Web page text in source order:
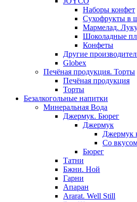
Наборы конфет
Сухофрукты в
Мармелад.
Шоколадные
Конфеты
Другие
Globex
Печёная продукция. Торты
Печёная продукция
Торты
Безалкогольные напитки
Минеральная Вода
Джермук. Бюрег
Джермук
Джермук
Со
Бюрег
Татни
Бжни. Ной
Гарни
Апаран
Ararat. Well Still